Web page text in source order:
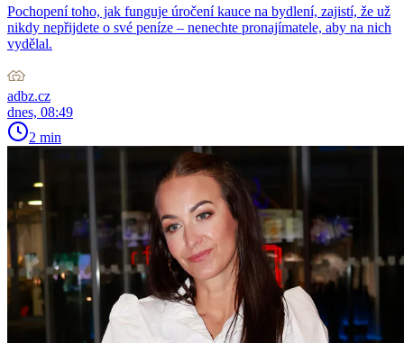
Pochopení toho, jak funguje úročení kauce na bydlení, zajistí, že už
nikdy nepřijdete o své peníze – nenechte pronajímatele, aby na nich
vydělal.
adbz.cz
dnes, 08:49
2 min